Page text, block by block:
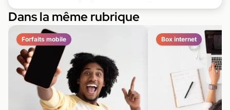
Dans la même rubrique
Forfaits mobile Box internet